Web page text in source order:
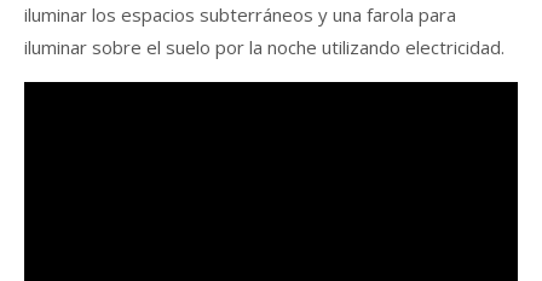
iluminar los espacios subterráneos y una farola para
iluminar sobre el suelo por la noche utilizando electricidad.